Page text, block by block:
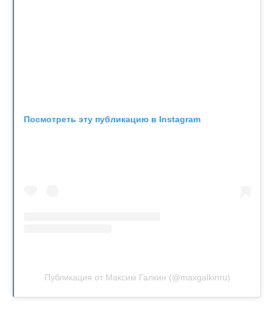
Посмотреть эту публикацию в Instagram
Публикация от Максим Галкин (@maxgalkinru)